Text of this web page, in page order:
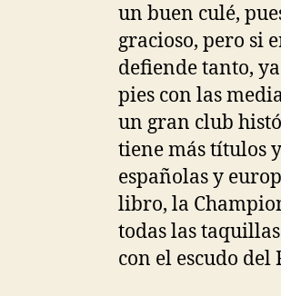
un buen culé,
gracioso, pero si
defiende tanto,
pies con las
un gran club
tiene más títulos
españolas y
libro, la
todas las
con el escudo